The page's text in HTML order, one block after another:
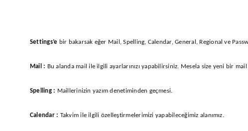
Settings’e bir bakarsak eğer Mail, Spelling, Calendar, General, Regional ve
Mail : Bu alanda mail ile ilgili ayarlarınızı yapabilirsiniz. Mesela size yeni bir
Spelling : Maillerinizin yazım denetiminden geçmesi.
Calendar : Takvim ile ilgili özelleştirmelerimizi yapabileceğimiz alanımız.